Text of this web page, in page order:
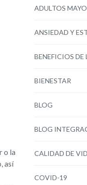
o la
así
ADULTOS
ANSIEDAD Y
BENEFICIOS DE
BIENESTAR
BLOG
BLOG
CALIDAD DE
COVID-19